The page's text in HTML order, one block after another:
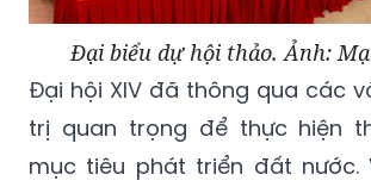
Đại biểu dự hội thảo. Ảnh:
Đại hội XIV đã thông qua các
trị quan trọng để thực hiện
mục tiêu phát triển đất nước.